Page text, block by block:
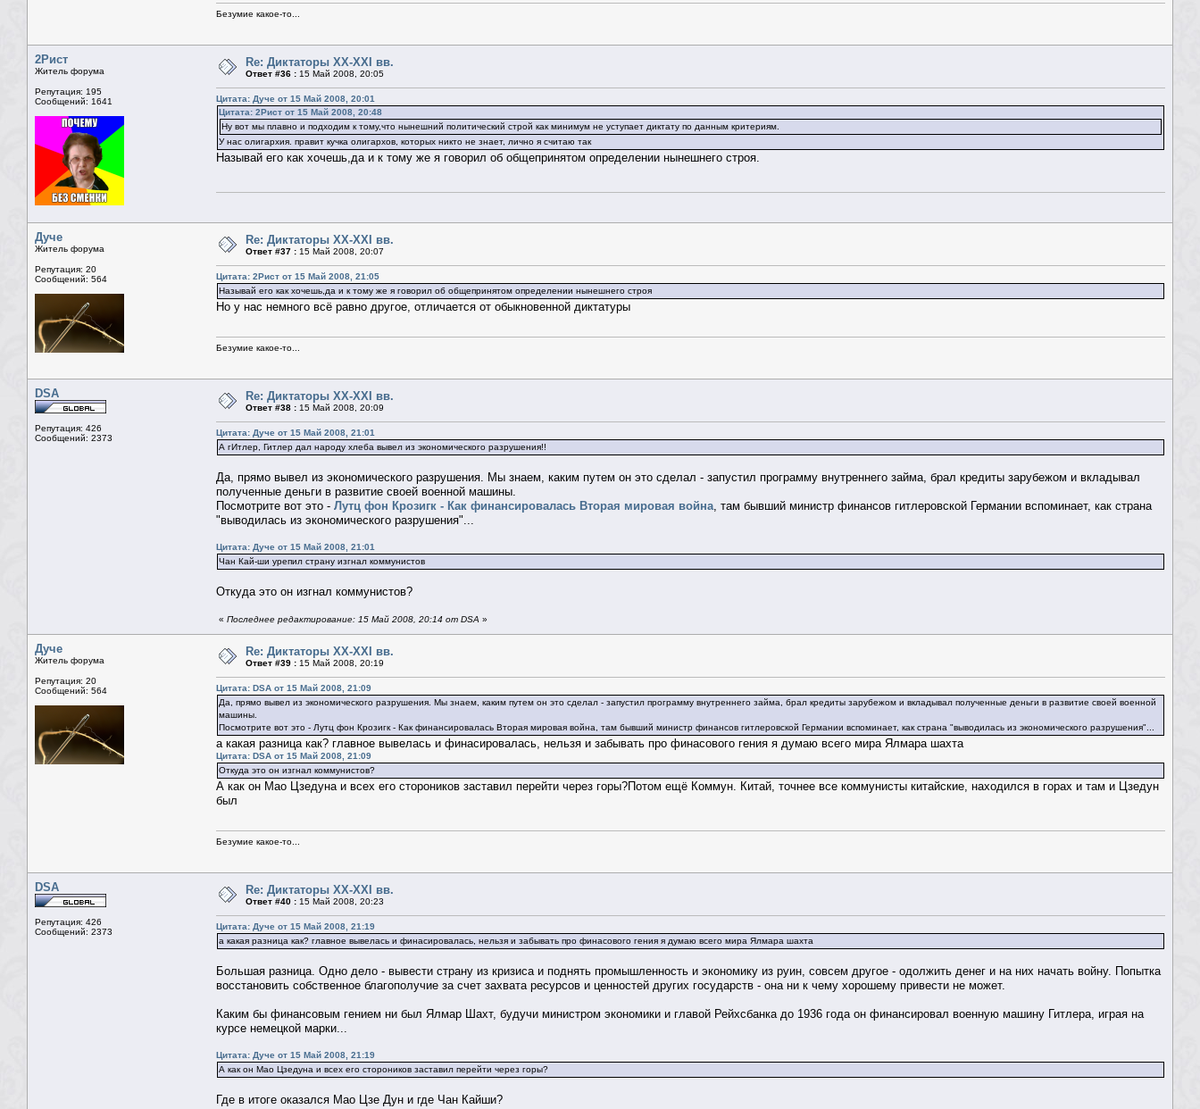
Безумие какое-то...
2Рист
Житель форума
Репутация: 195
Сообщений: 1641
Re: Диктаторы XX-XXI вв.
Ответ #36 : 15 Май 2008, 20:05
Цитата: Дуче от 15 Май 2008, 20:01
Цитата: 2Рист от 15 Май 2008, 20:48
Ну вот мы плавно и подходим к тому,что нынешний политический строй как минимум не уступает диктату по данным критериям.
У нас олигархия. правит кучка олигархов, которых никто не знает, лично я считаю так
Называй его как хочешь,да и к тому же я говорил об общепринятом определении нынешнего строя.
Дуче
Житель форума
Репутация: 20
Сообщений: 564
Re: Диктаторы XX-XXI вв.
Ответ #37 : 15 Май 2008, 20:07
Цитата: 2Рист от 15 Май 2008, 21:05
Называй его как хочешь,да и к тому же я говорил об общепринятом определении нынешнего строя
Но у нас немного всё равно другое, отличается от обыкновенной диктатуры
Безумие какое-то...
DSA
Репутация: 426
Сообщений: 2373
Re: Диктаторы XX-XXI вв.
Ответ #38 : 15 Май 2008, 20:09
Цитата: Дуче от 15 Май 2008, 21:01
А гИтлер, Гитлер дал народу хлеба вывел из экономического разрушения!!
Да, прямо вывел из экономического разрушения. Мы знаем, каким путем он это сделал - запустил программу внутреннего займа, брал кредиты зарубежом и вкладывал
полученные деньги в развитие своей военной машины.
Посмотрите вот это - Лутц фон Крозигк - Как финансировалась Вторая мировая война, там бывший министр финансов гитлеровской Германии вспоминает, как страна
"выводилась из экономического разрушения"...
Цитата: Дуче от 15 Май 2008, 21:01
Чан Кай-ши урепил страну изгнал коммунистов
Откуда это он изгнал коммунистов?
« Последнее редактирование: 15 Май 2008, 20:14 от DSA »
Дуче
Житель форума
Репутация: 20
Сообщений: 564
Re: Диктаторы XX-XXI вв.
Ответ #39 : 15 Май 2008, 20:19
Цитата: DSA от 15 Май 2008, 21:09
Да, прямо вывел из экономического разрушения. Мы знаем, каким путем он это сделал - запустил программу внутреннего займа, брал кредиты зарубежом и вкладывал полученные деньги в развитие своей военной
машины.
Посмотрите вот это - Лутц фон Крозигк - Как финансировалась Вторая мировая война, там бывший министр финансов гитлеровской Германии вспоминает, как страна "выводилась из экономического разрушения"...
а какая разница как? главное вывелась и финасировалась, нельзя и забывать про финасового гения я думаю всего мира Ялмара шахта
Цитата: DSA от 15 Май 2008, 21:09
Откуда это он изгнал коммунистов?
А как он Мао Цзедуна и всех его стороников заставил перейти через горы?Потом ещё Коммун. Китай, точнее все коммунисты китайские, находился в горах и там и Цзедун
был
Безумие какое-то...
DSA
Репутация: 426
Сообщений: 2373
Re: Диктаторы XX-XXI вв.
Ответ #40 : 15 Май 2008, 20:23
Цитата: Дуче от 15 Май 2008, 21:19
а какая разница как? главное вывелась и финасировалась, нельзя и забывать про финасового гения я думаю всего мира Ялмара шахта
Большая разница. Одно дело - вывести страну из кризиса и поднять промышленность и экономику из руин, совсем другое - одолжить денег и на них начать войну. Попытка
восстановить собственное благополучие за счет захвата ресурсов и ценностей других государств - она ни к чему хорошему привести не может.
Каким бы финансовым гением ни был Ялмар Шахт, будучи министром экономики и главой Рейхсбанка до 1936 года он финансировал военную машину Гитлера, играя на
курсе немецкой марки...
Цитата: Дуче от 15 Май 2008, 21:19
А как он Мао Цзедуна и всех его стороников заставил перейти через горы?
Где в итоге оказался Мао Цзе Дун и где Чан Кайши?